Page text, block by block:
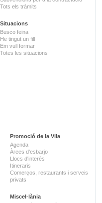
Tots els tràmits
Situacions
Busco feina
He tingut un fill
Em vull formar
Totes les situacions
Promoció de la Vila
Agenda
Àrees d'esbarjo
Llocs d'interès
Itineraris
Comerços, restaurants i serveis
privats
Miscel·lània